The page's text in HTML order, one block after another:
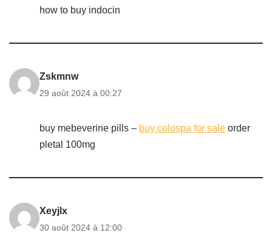
how to buy indocin
Zskmnw
29 août 2024 à 00:27
buy mebeverine pills – buy colospa for sale order
pletal 100mg
Xeyjlx
30 août 2024 à 12:00